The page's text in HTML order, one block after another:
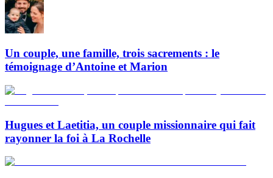
Un couple, une famille, trois sacrements : le
témoignage d’Antoine et Marion
Hugues et Laetitia, un couple missionnaire qui fait
rayonner la foi à La Rochelle